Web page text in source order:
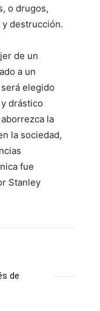
o drugos,
destrucción.
de un
a un
elegido
drástico
la
la sociedad,
fue
Stanley
de